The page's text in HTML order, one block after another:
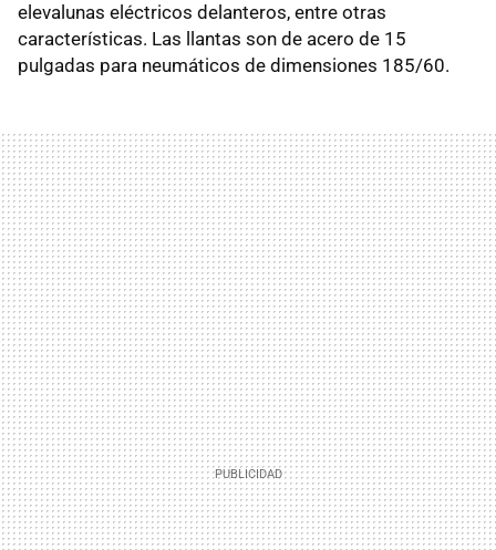
elevalunas eléctricos delanteros, entre otras
características. Las llantas son de acero de 15
pulgadas para neumáticos de dimensiones 185/60.